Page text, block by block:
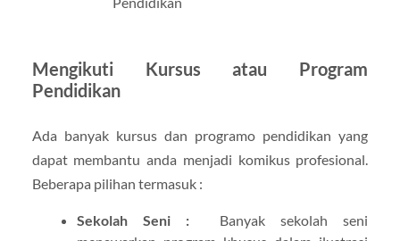
Mengikuti Kursus atau Program
Pendidikan
Ada banyak kursus dan programo pendidikan yang
dapat membantu anda menjadi komikus profesional.
Beberapa pilihan termasuk :
Sekolah Seni :
Banyak sekolah seni